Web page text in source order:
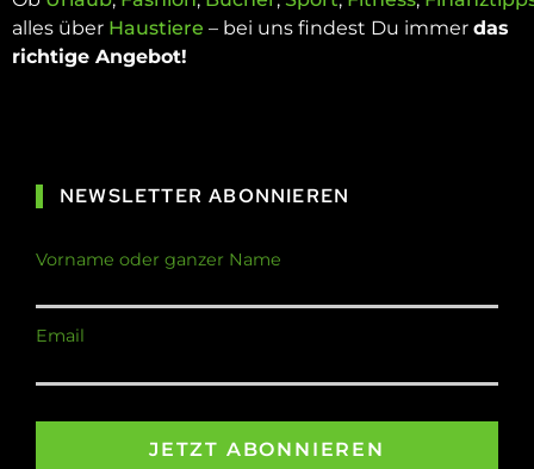
alles über Haustiere – bei uns findest Du immer das
richtige Angebot!
NEWSLETTER ABONNIEREN
Vorname oder ganzer Name
Email